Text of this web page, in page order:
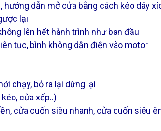
dẫn mở cửa bằng cách kéo dây
lại
lên hết hành trình như ban đầu
tục, bình không dẫn điện vào motor
chạy, bỏ ra lại dừng lại
cửa xếp..)
cửa cuốn siêu nhanh, cửa cuốn siêu